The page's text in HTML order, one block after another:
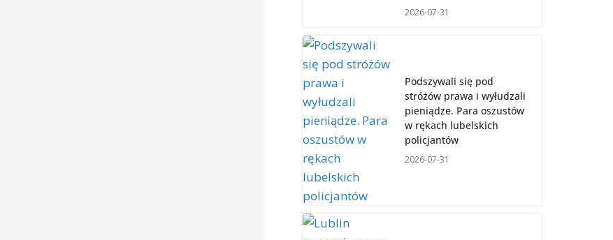
2026-07-31
Podszywali się pod
stróżów prawa i wyłudzali
pieniądze. Para oszustów
w rękach lubelskich
policjantów
2026-07-31